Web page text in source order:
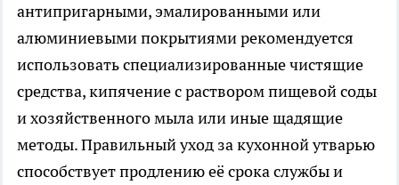
антипригарными, эмалированными или
алюминиевыми покрытиями рекомендуется
использовать специализированные чистящие
средства, кипячение с раствором пищевой соды
и хозяйственного мыла или иные щадящие
методы. Правильный уход за кухонной утварью
способствует продлению её срока службы и